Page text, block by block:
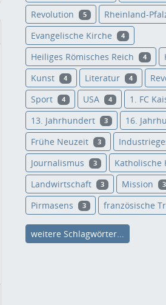
Revolution 5 Rheinland-
Evangelische Kirche 4
Heiliges Römisches Reich 4
Kunst 4 Literatur 4
Sport 4 USA 4 1. FC
13. Jahrhundert 3 16.
Frühe Neuzeit 3
Journalismus 3 Katholische
Landwirtschaft 3 Mission 3
Pirmasens 3 französische
weitere Schlagwörter...